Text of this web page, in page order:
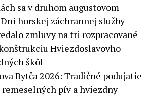
sa v druhom augustovom
horskej záchrannej služby
zmluvy na tri rozpracované
Hviezdoslavovho
škôl
Bytča 2026: Tradičné podujatie
pív a hviezdny